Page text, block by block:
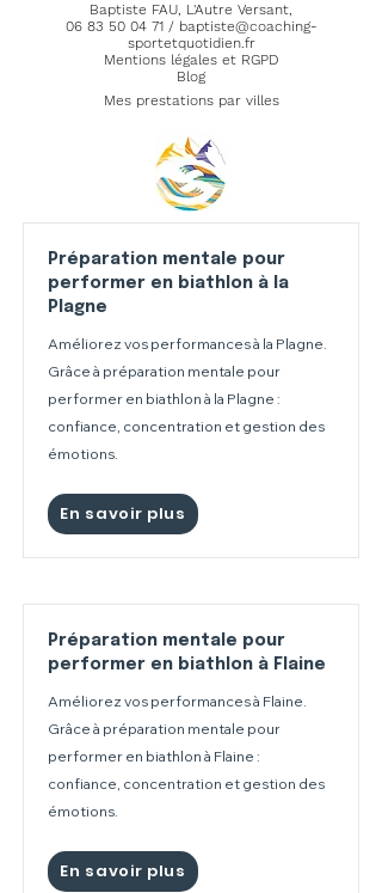
Baptiste FAU, L'Autre Versant,
06 83 50 04 71/ baptiste@coaching-
sportetquotidien.fr
Mentions légales et RGPD
Blog
Mes prestations par villes
Préparation mentale pour
performer en biathlon à la
Plagne
Améliorez vos performances à la Plagne.
Grâce à préparation mentale pour
performer en biathlon à la Plagne :
confiance, concentration et gestion des
émotions.
En savoir plus
Préparation mentale pour
performer en biathlon à Flaine
Améliorez vos performances à Flaine.
Grâce à préparation mentale pour
performer en biathlon à Flaine :
confiance, concentration et gestion des
émotions.
En savoir plus